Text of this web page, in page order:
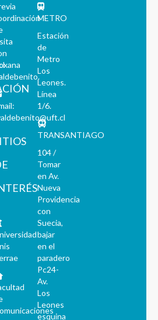
METRO
Estación
de
Metro
Los
Leones.
Línea
1/6.
TRANSANTIAGO
104 /
Tomar
en Av.
Nueva
Providencia
con
Suecia,
bajar
en el
paradero
Pc24-
Av.
Los
Leones
esquina